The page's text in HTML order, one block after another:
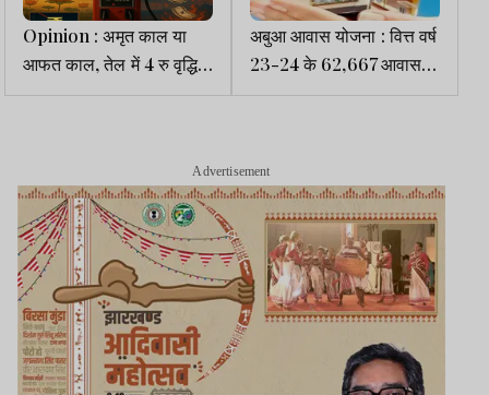
Opinion : अमृत काल या
आफत काल, तेल में 4 रु वृद्धि
और 10 रू टैक्स छूट के बाद भी
अबुआ आवास योजना : वित्त वर्ष
23-24 के 62,667 आवास
आज भी अधूरे, 26-27 में राशि
Advertisement